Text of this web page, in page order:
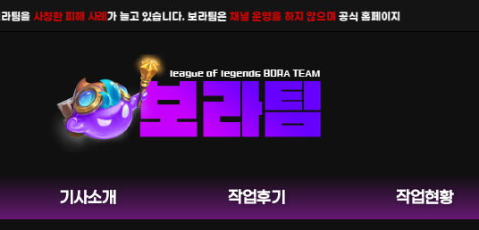
사칭한 피해 사례가 늘고 있습니다. 보라팀은채널 운영을 하지 않으며공식 홈페이지 카카오톡 외 다른 채팅
기사소개 작업후기 작업현황